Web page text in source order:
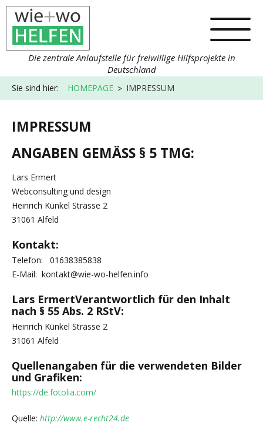
Die zentrale Anlaufstelle für freiwillige Hilfsprojekte in
Deutschland
Sie sind hier: HOMEPAGE IMPRESSUM
IMPRESSUM
ANGABEN GEMÄSS § 5 TMG:
Lars Ermert
Webconsulting und design
Heinrich Künkel Strasse 2
31061 Alfeld
Kontakt:
Telefon: 01638385838
E-Mail: kontakt@wie-wo-helfen.info
Lars ErmertVerantwortlich für den Inhalt
nach § 55 Abs. 2 RStV:
Heinrich Künkel Strasse 2
31061 Alfeld
Quellenangaben für die verwendeten Bilder
und Grafiken:
https://de.fotolia.com/
Quelle: http://www.e-recht24.de